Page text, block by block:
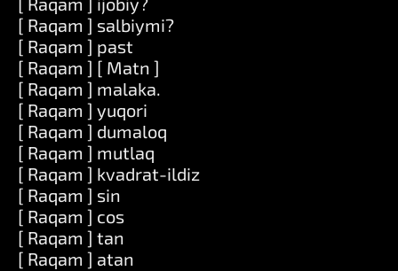
[ Raqam ] salbiymi?
[ Raqam ] past
[ Raqam ] [ Matn ]
[ Raqam ] malaka.
[ Raqam ] yuqori
[ Raqam ] dumaloq
[ Raqam ] mutlaq
[ Raqam ] kvadrat-ildiz
[ Raqam ] sin
[ Raqam ] cos
[ Raqam ] tan
[ Raqam ] atan